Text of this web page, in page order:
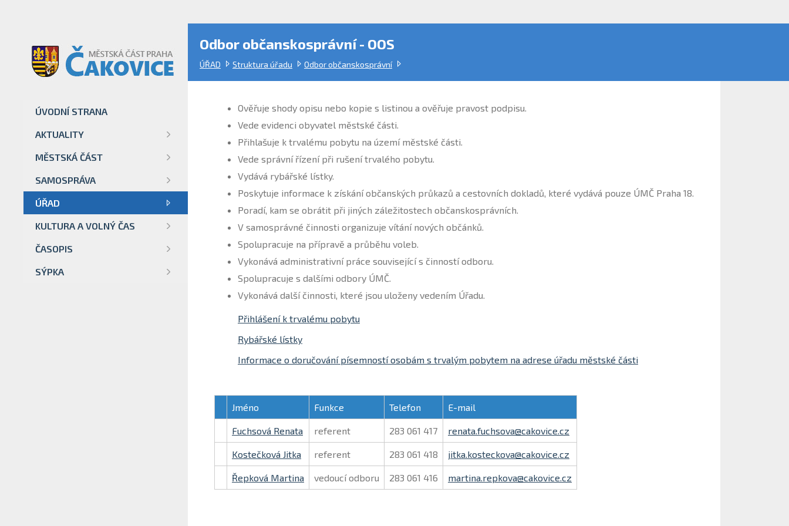
Odbor občanskosprávní - OOS
ÚŘAD Struktura úřadu Odbor občanskosprávní
ÚVODNÍ STRANA
AKTUALITY
MĚSTSKÁ ČÁST
SAMOSPRÁVA
ÚŘAD
KULTURA A VOLNÝ ČAS
ČASOPIS
SÝPKA
Ověřuje shody opisu nebo kopie s listinou a ověřuje pravost podpisu.
Vede evidenci obyvatel městské části.
Přihlašuje k trvalému pobytu na území městské části.
Vede správní řízení při rušení trvalého pobytu.
Vydává rybářské lístky.
Poskytuje informace k získání občanských průkazů a cestovních dokladů, které vydává pouze ÚMČ Praha 18.
Poradí, kam se obrátit při jiných záležitostech občanskosprávních.
V samosprávné činnosti organizuje vítání nových občánků.
Spolupracuje na přípravě a průběhu voleb.
Vykonává administrativní práce související s činností odboru.
Spolupracuje s dalšími odbory ÚMČ.
Vykonává další činnosti, které jsou uloženy vedením Úřadu.
Přihlášení k trvalému pobytu
Rybářské lístky
Informace o doručování písemností osobám s trvalým pobytem na adrese úřadu městské části
Jméno Funkce Telefon E-mail
Fuchsová Renata referent 283 061 417 renata.fuchsova@cakovice.cz
Kostečková Jitka referent 283 061 418 jitka.kosteckova@cakovice.cz
Řepková Martina vedoucí odboru 283 061 416 martina.repkova@cakovice.cz